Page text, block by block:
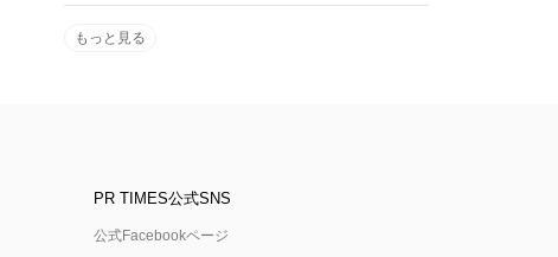
もっと見る
PR TIMES公式SNS
公式Facebookページ